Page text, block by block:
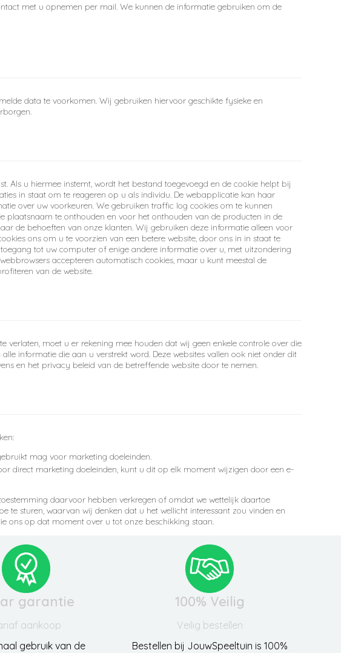
met u opnemen per mail. We kunnen de informatie gebruiken om de
data te voorkomen. Wij gebruiken hiervoor geschikte fysieke en
u hiermee instemt, wordt het bestand toegevoegd en de cookie helpt bij
in staat om te reageren op u als individu. De webapplicatie kan haar
over uw voorkeuren. We gebruiken traffic log cookies om te kunnen
plaatsnaam te onthouden en voor het onthouden van de producten in de
de behoeften van onze klanten. Wij gebruiken deze informatie alleen voor
ons om u te voorzien van een betere website, door ons in in staat te
tot uw computer of enige andere informatie over u, met uitzondering
accepteren automatisch cookies, maar u kunt meestal de
van de website.
verlaten, moet u er rekening mee houden dat wij geen enkele controle over die
informatie die aan u verstrekt word. Deze websites vallen ook niet onder dit
en het privacy beleid van de betreffende website door te nemen.
mag voor marketing doeleinden.
direct marketing doeleinden, kunt u dit op elk moment wijzigen door een e-
daarvoor hebben verkregen of omdat we wettelijk daartoe
sturen, waarvan wij denken dat u het wellicht interessant zou vinden en
ons op dat moment over u tot onze beschikking staan.
garantie
aankoop
gebruik van de
100% Veilig
Veilig bestellen
Bestellen bij JouwSpeeltuin is 100%